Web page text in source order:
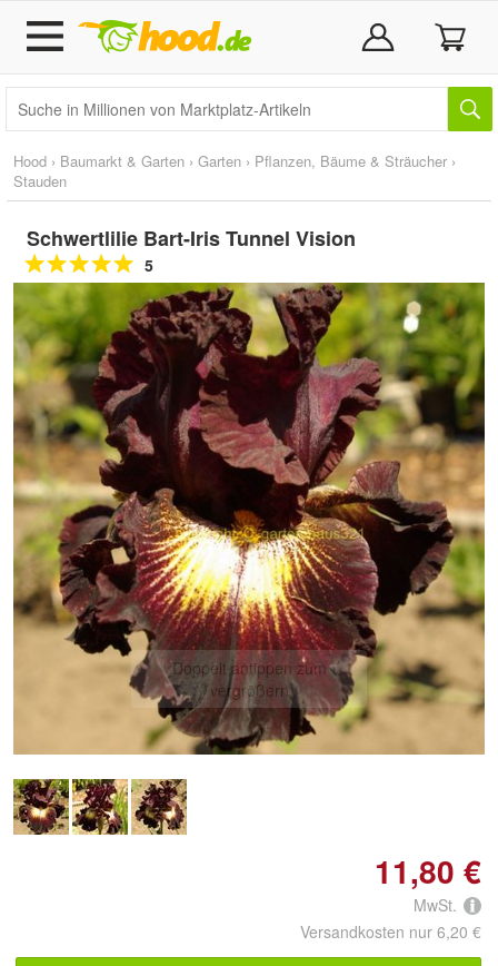
Hood › Baumarkt & Garten › Garten › Pflanzen, Bäume & Sträucher ›
Stauden
Schwertlilie Bart-Iris Tunnel Vision
5
Doppelt antippen zum
vergrößern
11,80 €
MwSt.
Versandkosten nur 6,20 €